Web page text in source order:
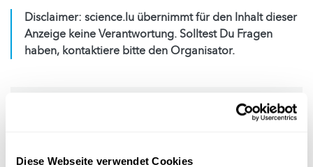
Diese Webseite verwendet Cookies
Disclaimer: science.lu übernimmt für den Inhalt dieser
Anzeige keine Verantwortung. Solltest Du Fragen
haben, kontaktiere bitte den Organisator.